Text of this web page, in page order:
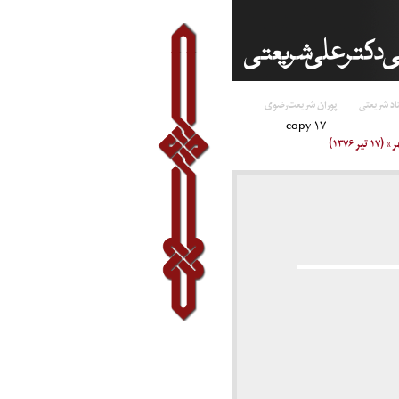
شریعتی پوران شریعت‌رضوی
۱۷ copy